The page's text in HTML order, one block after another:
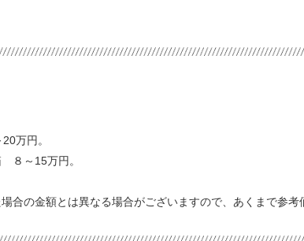
万円。
～15万円。
合の金額とは異なる場合がございますので、あくまで参考